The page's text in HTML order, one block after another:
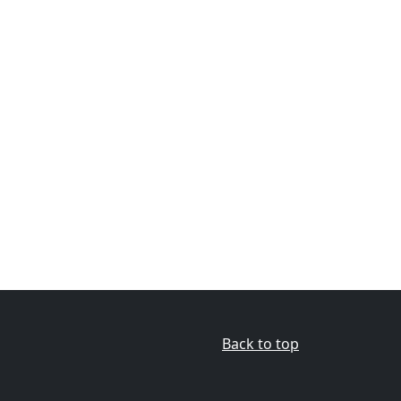
Back to top